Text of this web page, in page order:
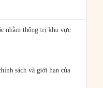
nhằm thống trị khu vực
sách và giới hạn của